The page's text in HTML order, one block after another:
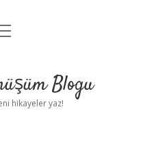
Uyarı Blogu
hikayeler yaz!